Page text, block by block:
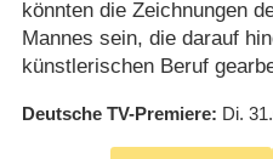
könnten die Zeichnungen
Mannes sein, die darauf
künstlerischen Beruf
Deutsche TV-Premiere Di.